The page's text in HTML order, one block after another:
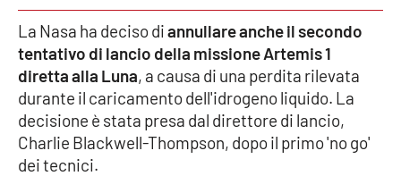
Meteo
Editoriali
VIDEO
Ambiente
La Nasa ha deciso diannullare anche il secondo
tentativo di lancio della missione Artemis 1
diretta alla Luna, a causa di una perdita rilevata
durante il caricamento dell'idrogeno liquido. La
decisione è stata presa dal direttore di lancio,
Charlie Blackwell-Thompson, dopo il primo 'no go'
dei tecnici.